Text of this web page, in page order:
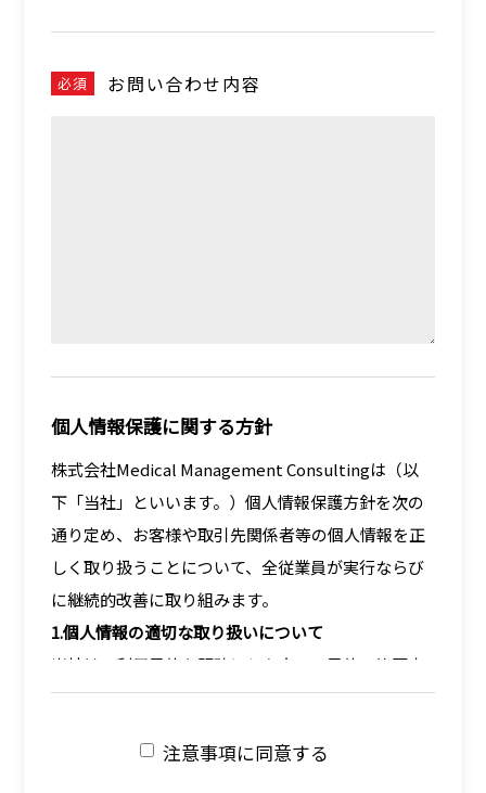
必須 お問い合わせ内容
個人情報保護に関する方針
株式会社Medical Management Consultingは（以
下「当社」といいます。）個人情報保護方針を次の
通り定め、お客様や取引先関係者等の個人情報を正
しく取り扱うことについて、全従業員が実行ならび
に継続的改善に取り組みます。
1.個人情報の適切な取り扱いについて
当社は、利用目的を明確にした上で、目的の範囲内
で個人情報を取得します。又、個人情報の利用は、
は、個人情報の管理を厳重に行うこととし、お客様
注意事項に同意する